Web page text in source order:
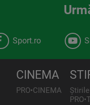
Sport.ro
CINEMA
PRO•CINEMA
Știrile